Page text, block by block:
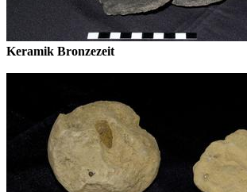
Keramik Bronzezeit